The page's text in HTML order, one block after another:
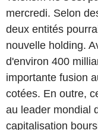
mercredi. Selon
deux entités
nouvelle holding.
d'environ 400
importante fusion
cotées. En outre,
au leader mondial
capitalisation